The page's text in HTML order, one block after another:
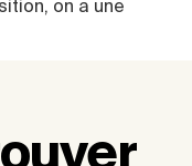
on a une